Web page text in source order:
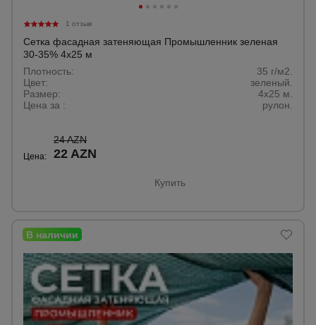
1 отзыв
Сетка фасадная затеняющая Промышленник зеленая
30-35% 4х25 м
Плотность:
35 г/м2.
Цвет:
зеленый.
Размер:
4x25 м.
Цена за :
рулон.
Цена:
24 AZN
22 AZN
Купить